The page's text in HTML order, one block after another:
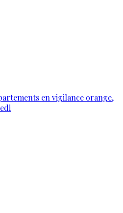
en vigilance orange,